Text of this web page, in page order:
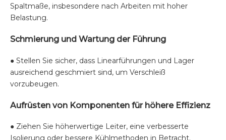
Spaltmaße, insbesondere nach Arbeiten mit hoher
Belastung.
Schmierung und Wartung der Führung
● Stellen Sie sicher, dass Linearführungen und Lager
ausreichend geschmiert sind, um Verschleiß
vorzubeugen.
Aufrüsten von Komponenten für höhere Effizienz
● Ziehen Sie höherwertige Leiter, eine verbesserte
Isolierung oder bessere Kühlmethoden in Betracht.